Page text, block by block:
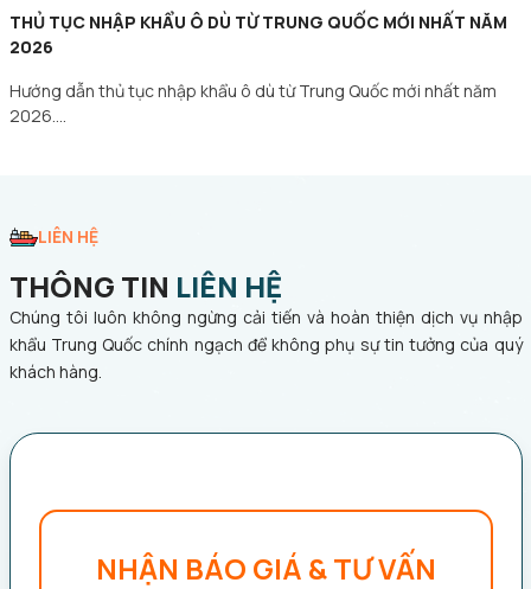
THỦ TỤC NHẬP KHẨU Ô DÙ TỪ TRUNG QUỐC MỚI NHẤT NĂM
2026
Hướng dẫn thủ tục nhập khẩu ô dù từ Trung Quốc mới nhất năm
2026.…
LIÊN HỆ
THÔNG TIN LIÊN HỆ
Chúng tôi luôn không ngừng cải tiến và hoàn thiện dịch vụ nhập
khẩu Trung Quốc chính ngạch để không phụ sự tin tưởng của quý
khách hàng.
NHẬN BÁO GIÁ & TƯ VẤN